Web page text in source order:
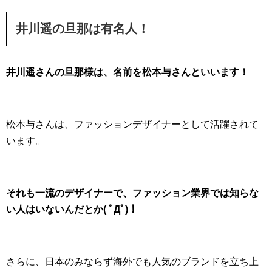
井川遥の旦那は有名人！
井川遥さんの旦那様は、名前を松本与さんといいます！
松本与さんは、ファッションデザイナーとして活躍されて
います。
それも一流のデザイナーで、ファッション業界では知らな
い人はいないんだとか( ﾟДﾟ)！
さらに、日本のみならず海外でも人気のブランドを立ち上